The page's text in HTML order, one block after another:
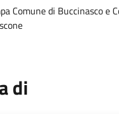
Comune di Buccinasco e
di